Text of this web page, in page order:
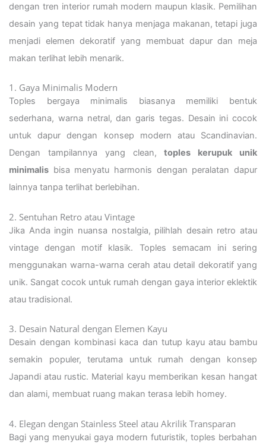
dengan tren interior rumah modern maupun klasik. Pemilihan
desain yang tepat tidak hanya menjaga makanan, tetapi juga
menjadi elemen dekoratif yang membuat dapur dan meja
makan terlihat lebih menarik.
1. Gaya Minimalis Modern
Toples bergaya minimalis biasanya memiliki bentuk
sederhana, warna netral, dan garis tegas. Desain ini cocok
untuk dapur dengan konsep modern atau Scandinavian.
Dengan tampilannya yang clean,toples kerupuk unik
minimalis bisa menyatu harmonis dengan peralatan dapur
lainnya tanpa terlihat berlebihan.
2. Sentuhan Retro atau Vintage
Jika Anda ingin nuansa nostalgia, pilihlah desain retro atau
vintage dengan motif klasik. Toples semacam ini sering
menggunakan warna-warna cerah atau detail dekoratif yang
unik. Sangat cocok untuk rumah dengan gaya interior eklektik
atau tradisional.
3. Desain Natural dengan Elemen Kayu
Desain dengan kombinasi kaca dan tutup kayu atau bambu
semakin populer, terutama untuk rumah dengan konsep
Japandi atau rustic. Material kayu memberikan kesan hangat
dan alami, membuat ruang makan terasa lebih homey.
4. Elegan dengan Stainless Steel atau Akrilik Transparan
Bagi yang menyukai gaya modern futuristik, toples berbahan